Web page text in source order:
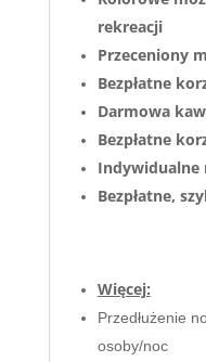
rekreacji
Przeceniony
Bezpłatne
Darmowa
Bezpłatne
Indywidualne
Bezpłatne,
Więcej:
Przedłużenie
osoby/noc